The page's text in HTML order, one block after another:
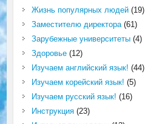
Жизнь популярных людей(19)
Заместителю директора(61)
Зарубежные университеты(4)
Здоровье(12)
Изучаем английский язык! (44)
Изучаем корейский язык! (5)
Изучаем русский язык! (16)
Инструкция(23)